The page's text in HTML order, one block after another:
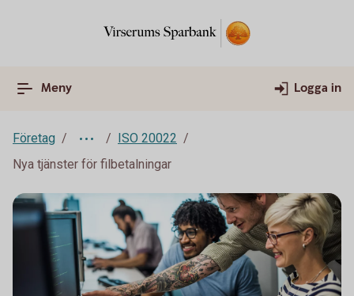
Meny Logga in
Företag
ISO 20022
Nya tjänster för filbetalningar